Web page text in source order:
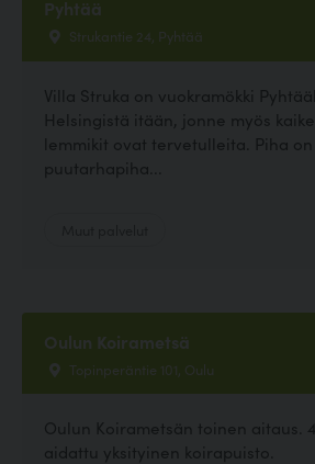
Pyhtää
Strukantie 24, Pyhtää
Villa Struka on vuokramökki
Helsingistä itään, jonne myös
lemmikit ovat tervetulleita. Piha
puutarhapiha...
Oulun Koirametsä
Topinperäntie 101, Oulu
Oulun Koirametsän toinen aitaus.
aidattu yksityinen koirapuisto.